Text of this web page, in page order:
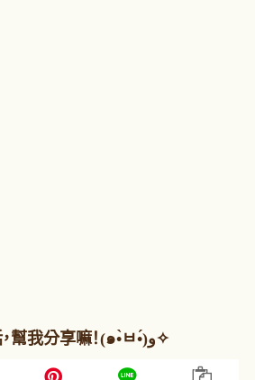
喜歡的話，幫我分享嘛！(๑•̀ㅂ•́)و✧